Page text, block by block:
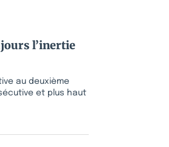
l’inertie
au deuxième
et plus haut